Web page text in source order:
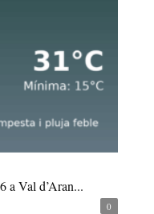
a Val d’Aran...
0